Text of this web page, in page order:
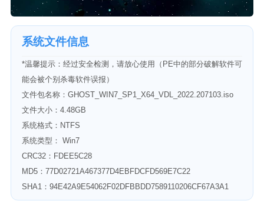
系统文件信息
*温馨提示：经过安全检测，请放心使用（PE中的部分破解软件可
能会被个别杀毒软件误报）
文件包名称：GHOST_WIN7_SP1_X64_VDL_2022.207103.iso
文件大小：4.48GB
系统格式：NTFS
系统类型： Win7
CRC32：FDEE5C28
MD5：77D02721A467377D4EBFDCFD569E7C22
SHA1：94E42A9E54062F02DFBBDD7589110206CF67A3A1